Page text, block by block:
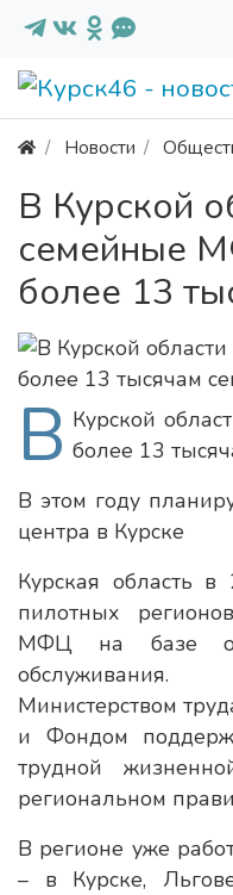
Новости
В Курской
семейные
более 13
В Курской
более 13
В этом году
центра в Курске
Курская область
пилотных
МФЦ на базе
обслуживания.
Министерством
и Фондом
трудной
региональном
В регионе уже
– в Курске,